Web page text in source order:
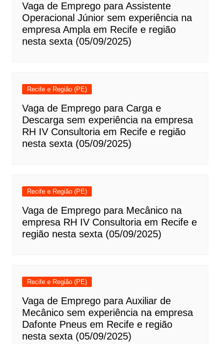
Vaga de Emprego para Assistente
Operacional Júnior sem experiência na
empresa Ampla em Recife e região
nesta sexta (05/09/2025)
Recife e Região (PE)
Vaga de Emprego para Carga e
Descarga sem experiência na empresa
RH IV Consultoria em Recife e região
nesta sexta (05/09/2025)
Recife e Região (PE)
Vaga de Emprego para Mecânico na
empresa RH IV Consultoria em Recife e
região nesta sexta (05/09/2025)
Recife e Região (PE)
Vaga de Emprego para Auxiliar de
Mecânico sem experiência na empresa
Dafonte Pneus em Recife e região
nesta sexta (05/09/2025)